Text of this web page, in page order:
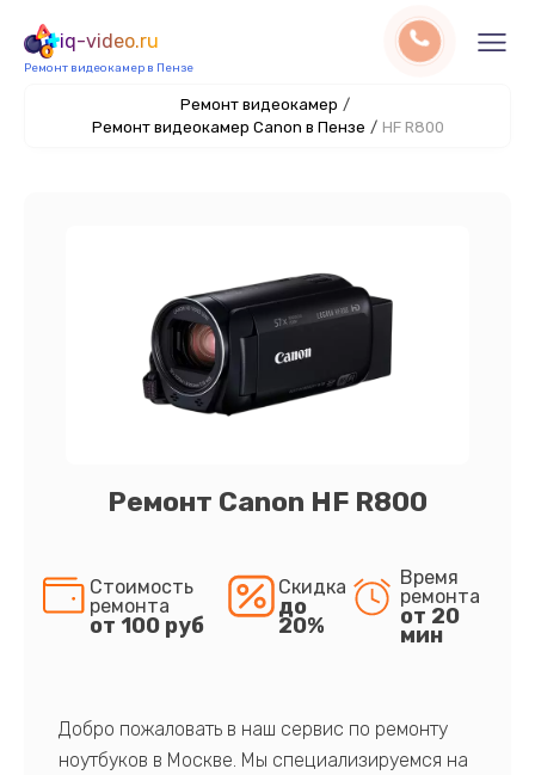
iq-video.ru
Ремонт видеокамер в Пензе
Ремонт видеокамер /
Ремонт видеокамер Canon в Пензе / HF R800
Ремонт Canon HF R800
Стоимость
ремонта
от 100 руб
Скидка
до
20%
Время
ремонта
от 20
мин
Добро пожаловать в наш сервис по ремонту
ноутбуков в Москве. Мы специализируемся на